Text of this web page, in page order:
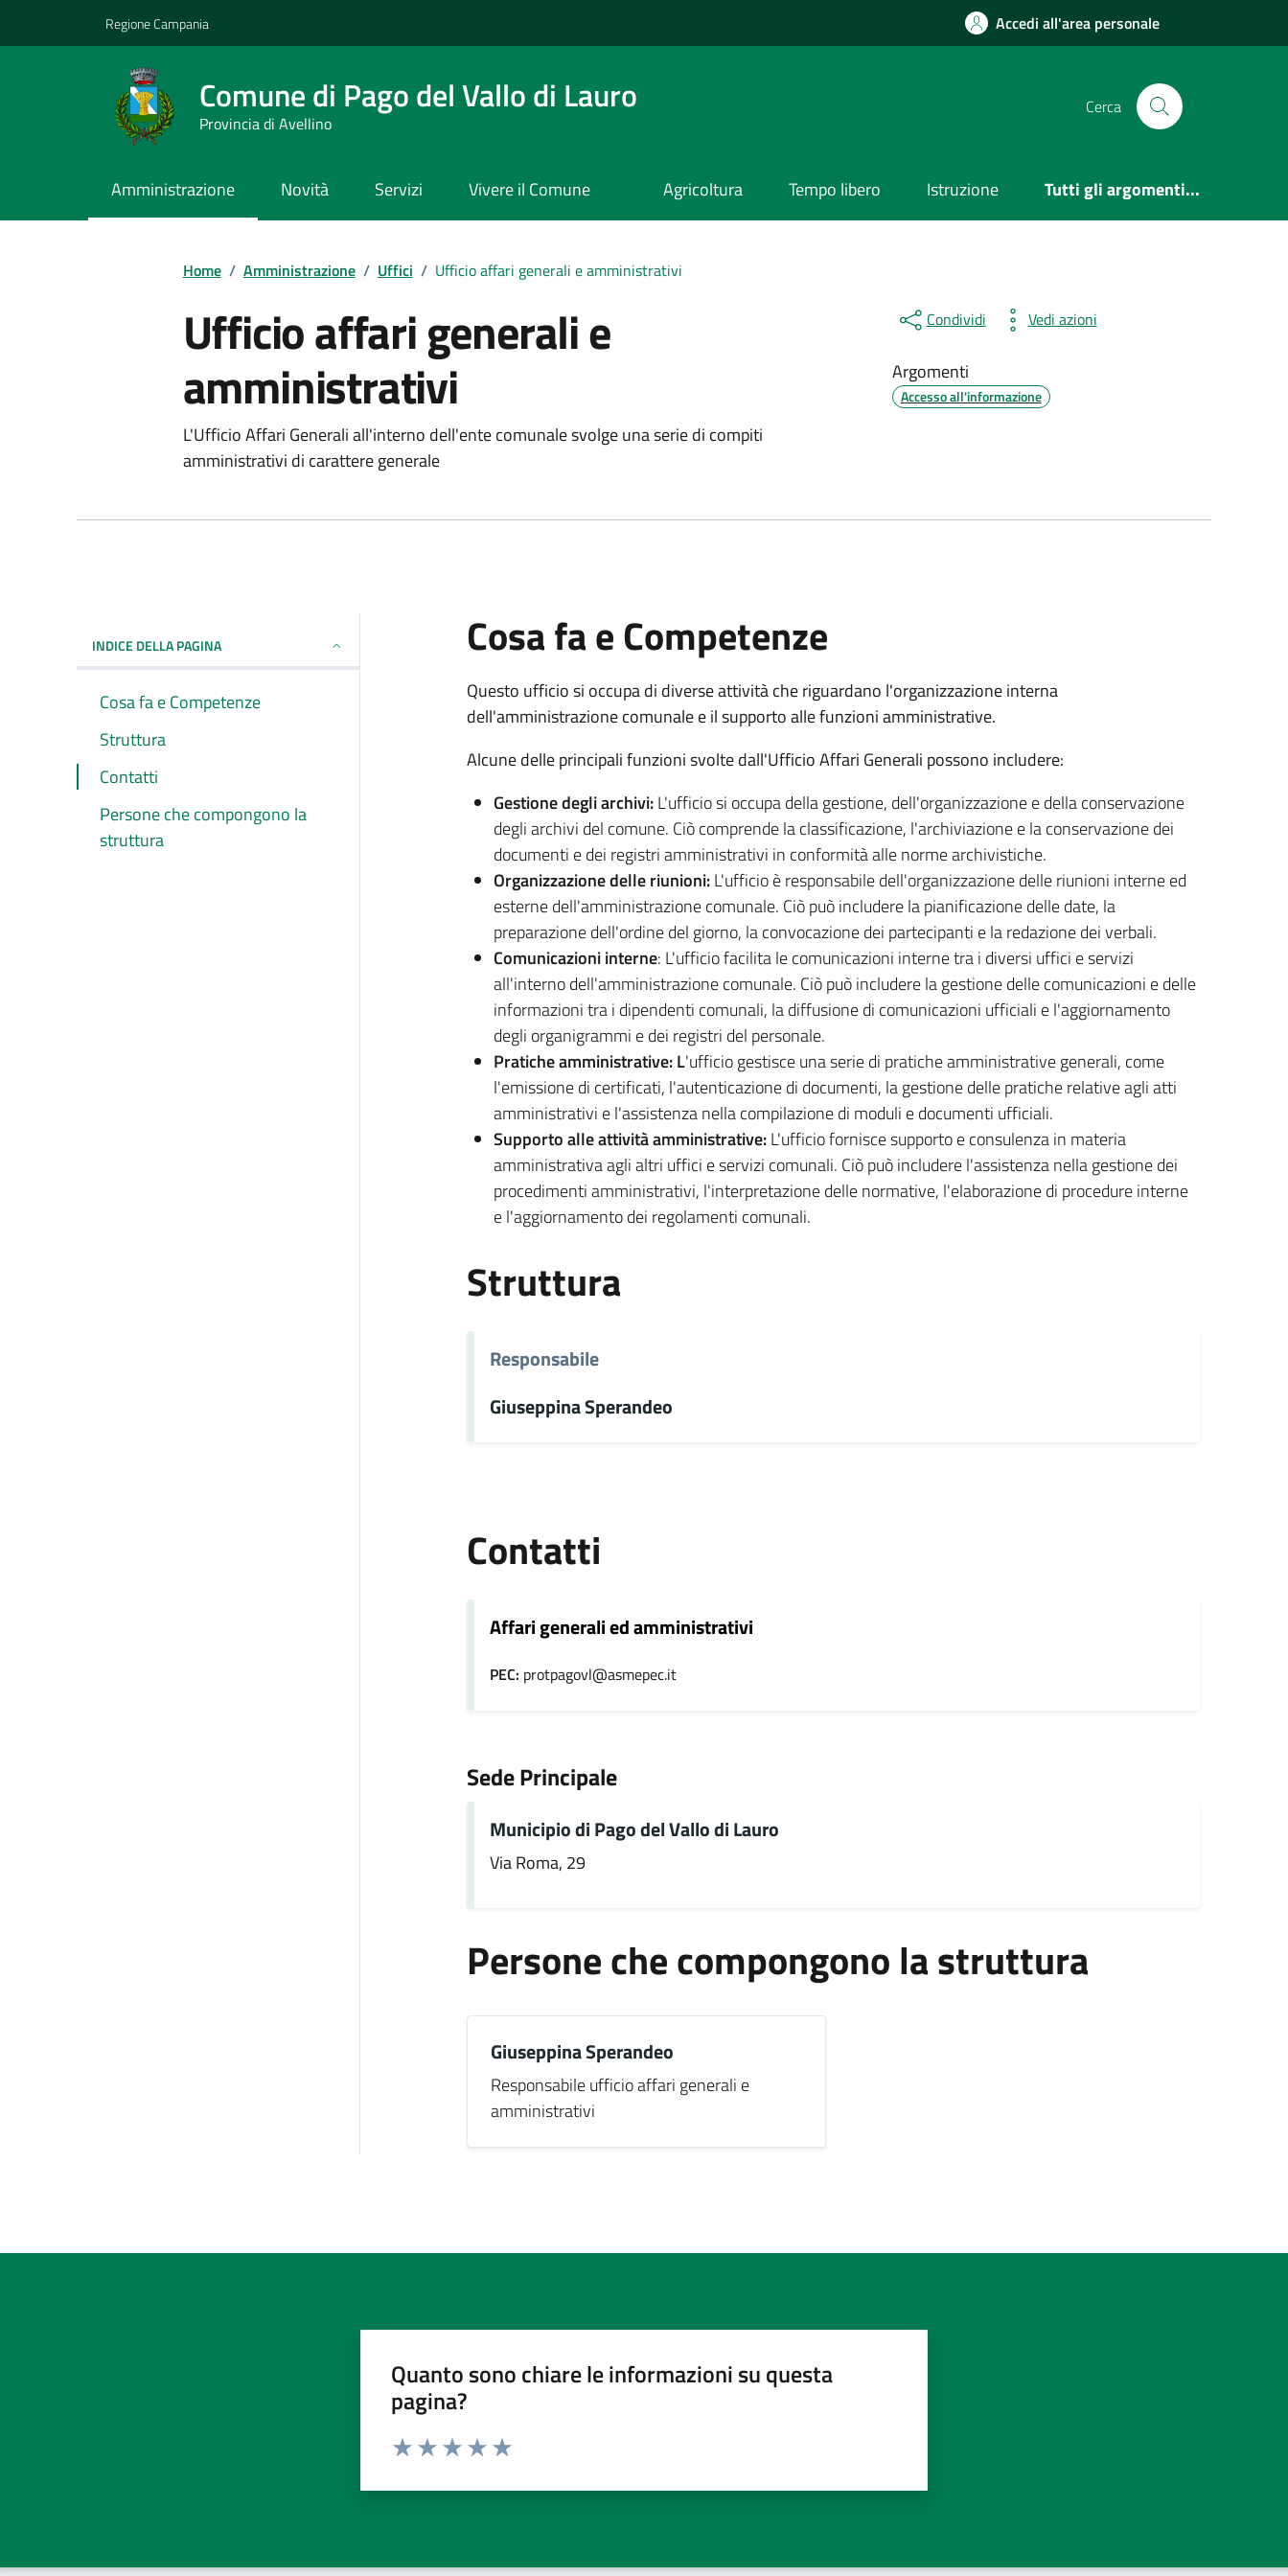
Regione Campania Accedi all'area personale
Comune di Pago del Vallo di Lauro
Provincia di Avellino
Cerca
Amministrazione Novità Servizi Vivere il Comune Agricoltura Tempo libero Istruzione Tutti gli argomenti...
Home / Amministrazione / Uffici / Ufficio affari generali e amministrativi
Ufficio affari generali e
amministrativi
L'Ufficio Affari Generali all'interno dell'ente comunale svolge una serie di compiti
amministrativi di carattere generale
Condividi Vedi azioni
Argomenti
Accesso all'informazione
INDICE DELLA PAGINA
Cosa fa e Competenze
Struttura
Contatti
Persone che compongono la
struttura
Cosa fa e Competenze
Questo ufficio si occupa di diverse attività che riguardano l'organizzazione interna
dell'amministrazione comunale e il supporto alle funzioni amministrative.
Alcune delle principali funzioni svolte dall'Ufficio Affari Generali possono includere:
Gestione degli archivi:L'ufficio si occupa della gestione, dell'organizzazione e della conservazione
degli archivi del comune. Ciò comprende la classificazione, l'archiviazione e la conservazione dei
documenti e dei registri amministrativi in conformità alle norme archivistiche.
Organizzazione delle riunioni:L'ufficio è responsabile dell'organizzazione delle riunioni interne ed
esterne dell'amministrazione comunale. Ciò può includere la pianificazione delle date, la
preparazione dell'ordine del giorno, la convocazione dei partecipanti e la redazione dei verbali.
Comunicazioni interne: L'ufficio facilita le comunicazioni interne tra i diversi uffici e servizi
all'interno dell'amministrazione comunale. Ciò può includere la gestione delle comunicazioni e delle
informazioni tra i dipendenti comunali, la diffusione di comunicazioni ufficiali e l'aggiornamento
degli organigrammi e dei registri del personale.
Pratiche amministrative: L'ufficio gestisce una serie di pratiche amministrative generali, come
l'emissione di certificati, l'autenticazione di documenti, la gestione delle pratiche relative agli atti
amministrativi e l'assistenza nella compilazione di moduli e documenti ufficiali.
Supporto alle attività amministrative:L'ufficio fornisce supporto e consulenza in materia
amministrativa agli altri uffici e servizi comunali. Ciò può includere l'assistenza nella gestione dei
procedimenti amministrativi, l'interpretazione delle normative, l'elaborazione di procedure interne
e l'aggiornamento dei regolamenti comunali.
Struttura
Responsabile
Giuseppina Sperandeo
Contatti
Affari generali ed amministrativi
PEC: protpagovl@asmepec.it
Sede Principale
Municipio di Pago del Vallo di Lauro
Via Roma, 29
Persone che compongono la struttura
Giuseppina Sperandeo
Responsabile ufficio affari generali e
amministrativi
Quanto sono chiare le informazioni su questa
pagina?